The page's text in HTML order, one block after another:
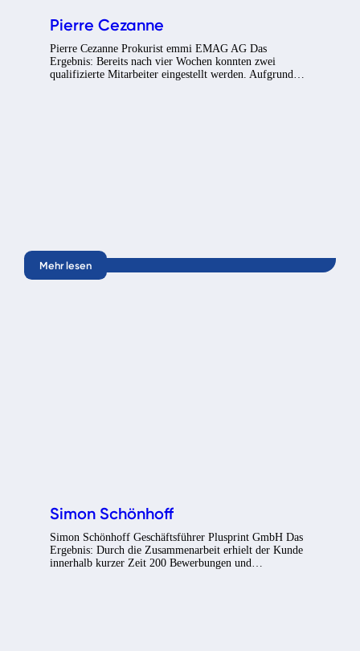
Pierre Cezanne
Pierre Cezanne Prokurist emmi EMAG AG Das
Ergebnis: Bereits nach vier Wochen konnten zwei
qualifizierte Mitarbeiter eingestellt werden. Aufgrund…
Mehr lesen
Simon Schönhoff
Simon Schönhoff Geschäftsführer Plusprint GmbH Das
Ergebnis: Durch die Zusammenarbeit erhielt der Kunde
innerhalb kurzer Zeit 200 Bewerbungen und…